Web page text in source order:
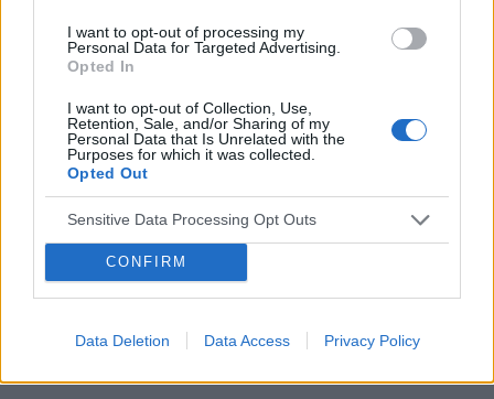
I want to opt-out of processing my
Personal Data for Targeted Advertising.
Opted In
I want to opt-out of Collection, Use,
Retention, Sale, and/or Sharing of my
Personal Data that Is Unrelated with the
Purposes for which it was collected.
Opted Out
Sensitive Data Processing Opt Outs
CONFIRM
Data Deletion Data Access Privacy Policy